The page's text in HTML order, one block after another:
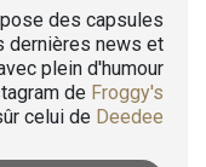
des capsules
dernières news et
plein d'humour
de Froggy's
celui de Deedee